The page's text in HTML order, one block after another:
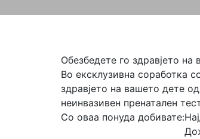
Обезбедете го здравјето
Во ексклузивна соработка
здравјето на вашето дете
неинвазивен пренатален
Со оваа понуда добивате: